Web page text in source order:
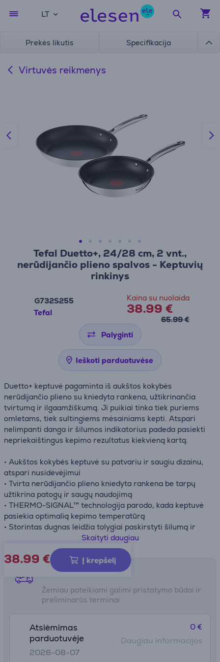
LT
Prekės likutis Specifikacija
Virtuvės reikmenys
Tefal Duetto+, 24/28 cm, 2 vnt.,
nerūdijančio plieno spalvos - Keptuvių
rinkinys
G732S255
Tefal
Kaina su nuolaida
38.99 €
65.99 €
Palyginti
Ieškoti parduotuvėse
Duetto+ keptuvė pagaminta iš aukštos kokybės
nerūdijančio plieno su kniedyta rankena, užtikrinančia
tvirtumą ir ilgaamžiškumą. Ji puikiai tinka tiek puriems
omletams, tiek sultingiems mėsainiams kepti. Atspari
nelimpanti danga ir šilumos indikatorius padeda pasiekti
nepriekaištingus kepimo rezultatus kiekvieną kartą.
• Aukštos kokybės keptuvė su patvariu ir saugiu dizainu,
atspari nusidėvėjimui
• Tvirta nerūdijančio plieno kniedyta rankena be tarpų
užtikrina patogų ir saugų naudojimą
• THERMO-SIGNAL™ technologija parodo, kada keptuvė
pasiekia optimalią kepimo temperatūrą
• Storintas dugnas leidžia tolygiai paskirstyti šilumą ir
• Suderinama su visų tipų kaitlentėmis
Skaityti daugiau
38.99 € Į krepšelį
Pristatymo būdai
Žemiau pateikiami galimi pristatymo būdai ir
preliminarūs terminai
Atsiėmimas
parduotuvėje
2026-08-07
0 €
Daugiau informacijos